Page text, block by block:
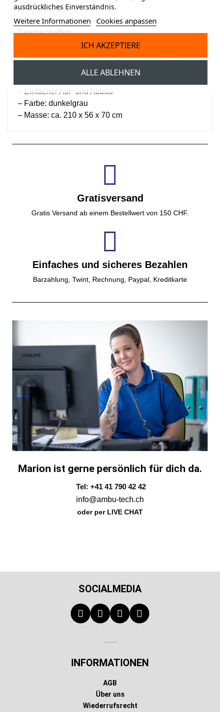
professionellen Umfeld.
Eigenschaften:
– Klappbare Untersuchungsliege im Koffermodell
– Ideal für mobile Anwendungen und Sanitätsräume
– Robuste und leichte Aluminiumkonstruktion
– Einfacher Auf- und Abbau
– Farbe: dunkelgrau
– Masse: ca. 210 x 56 x 70 cm
Gratisversand
Gratis Versand ab einem Bestellwert von 150 CHF.
Einfaches und sicheres Bezahlen
Barzahlung, Twint, Rechnung, Paypal, Kreditkarte
Marion ist gerne persönlich für dich da.
Tel: +41 41 790 42 42
info@ambu-tech.ch
oder per LIVE CHAT
SOCIALMEDIA
INFORMATIONEN
AGB
Über uns
Wiederrufsrecht
ausdrückliches Einverständnis.
Weitere Informationen Cookies anpassen
ALLE ABLEHNEN
ICH AKZEPTIERE